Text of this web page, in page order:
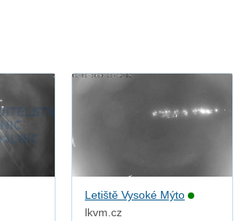
Letiště Vysoké Mýto
lkvm.cz